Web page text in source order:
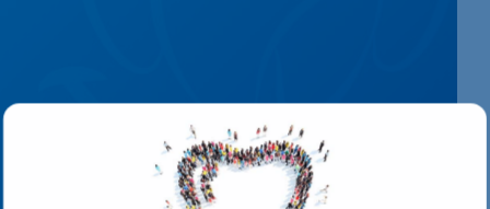
Événements À Venir
VOIR TOUS LES ÉVÉNEMENTS